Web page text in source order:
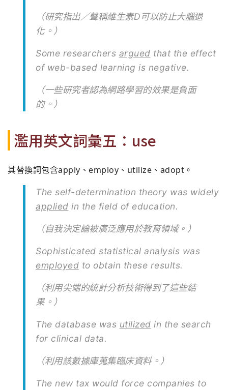
（研究指出／聲稱維生素D可以防止大腦退
化。）
Some researchers argued that the effect
of web-based learning is negative.
（一些研究者認為網路學習的效果是負面
的。）
濫用英文詞彙五：use
其替換詞包含apply、employ、utilize、adopt。
The self-determination theory was widely
applied in the field of education.
（自我決定論被廣泛應用於教育領域。）
Sophisticated statistical analysis was
employed to obtain these results.
（利用尖端的統計分析技術得到了這些結
果。）
The database was utilized in the search
for clinical data.
（利用該數據庫蒐集臨床資料。）
The new tax would force companies to